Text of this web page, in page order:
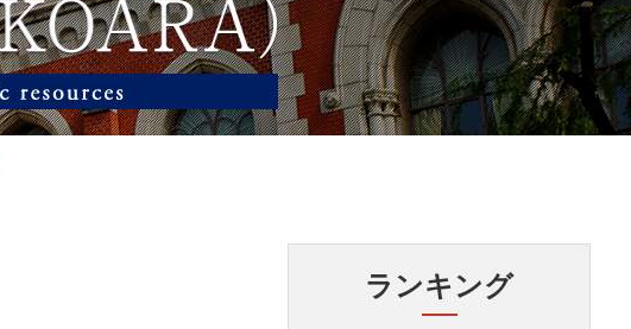
ランキング